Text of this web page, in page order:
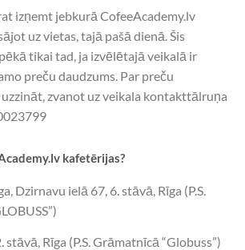
izņemt jebkurā CofeeAcademy.lv
uz vietas, tajā pašā dienā. Šis
tikai tad, ja izvēlētajā veikalā ir
preču daudzums. Par preču
zvanot uz veikala kontakttālruņa
kafetērijas?
Dzirnavu ielā 67, 6. stāvā, Rīga (P.S.
stāvā, Rīga (P.S. Grāmatnīcā “Globuss”)